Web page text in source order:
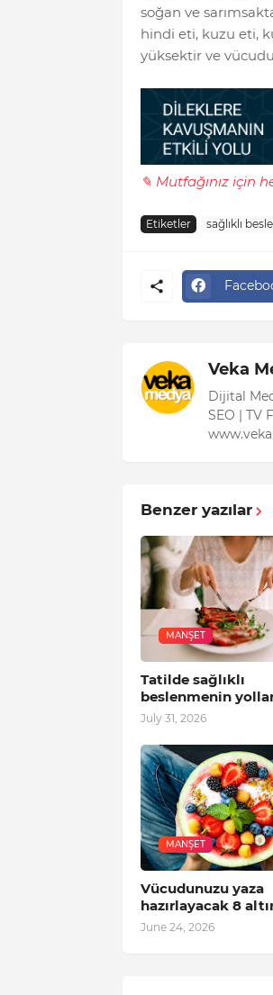
soğan ve
hindi eti, kuzu eti,
yüksektir ve
✎ Mutfağınız için
Etiketler sağlıklı
Veka
Dijital
SEO | TV
Benzer yazılar
MANŞET
Tatilde sağlıklı
beslenmenin
July 31, 2026
MANŞET
Vücudunuzu yaza
hazırlayacak 8
June 24, 2026